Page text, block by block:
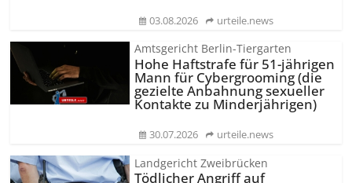
03.08.2026 urteile.news
Amtsgericht Berlin-Tiergarten
Hohe Haftstrafe für 51-jährigen
Mann für Cybergrooming (die
gezielte Anbahnung sexueller
Kontakte zu Minderjährigen)
30.07.2026 urteile.news
Landgericht Zweibrücken
Tödlicher Angriff auf